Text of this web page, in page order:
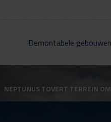
Demontabele gebouwen
NEPTUNUS TOVERT TERREIN